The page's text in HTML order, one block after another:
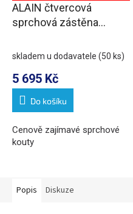
ALAIN čtvercová
sprchová zástěna
skladem u dodavatele (50 ks)
5 695 Kč
Do košíku
Cenově zajímavé sprchové
kouty
Popis Diskuze